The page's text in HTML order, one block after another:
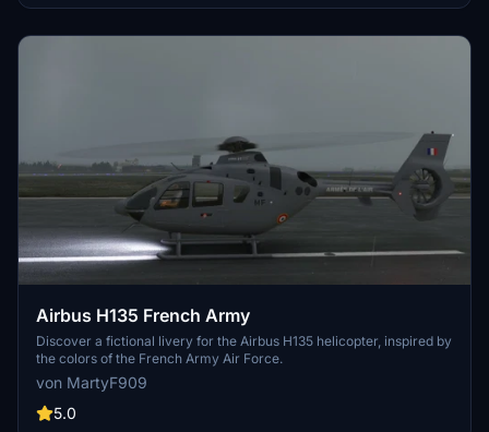
Airbus H135 French Army
Discover a fictional livery for the Airbus H135 helicopter, inspired by
the colors of the French Army Air Force.
von MartyF909
5.0